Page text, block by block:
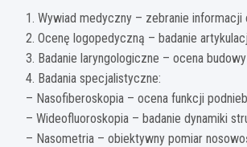
1. Wywiad medyczny – zebranie
2. Ocenę logopedyczną – badanie
3. Badanie laryngologiczne – ocena
4. Badania specjalistyczne:
– Nasofiberoskopia – ocena funkcji
– Wideofluoroskopia – badanie dynamiki
– Nasometria – obiektywny pomiar